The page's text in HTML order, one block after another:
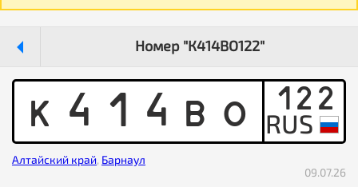
Номер "К414ВО122"
K 4 1 4 B O 122
Алтайский край, Барнаул
09.07.26